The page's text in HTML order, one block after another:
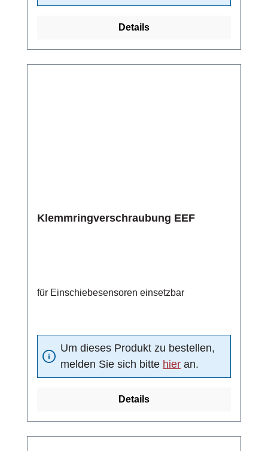
Details
Klemmringverschraubung EEF
für Einschiebesensoren einsetzbar
Um dieses Produkt zu bestellen,
melden Sie sich bitte hier an.
Details